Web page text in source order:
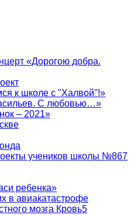
«Дорогою добра.
к школе с "Халвой"!»
С любовью…»
– 2021»
учеников школы №867
ребенка»
в авиакатастрофе
мозга Кровь5